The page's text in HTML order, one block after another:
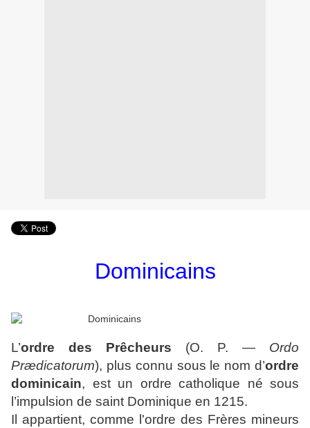
Dominicains
L’ordre des Prêcheurs (O. P. — Ordo
Prædicatorum), plus connu sous le nom d’ordre
dominicain, est un ordre catholique né sous
l’impulsion de saint Dominique en 1215.
Il appartient, comme l'ordre des Frères mineurs